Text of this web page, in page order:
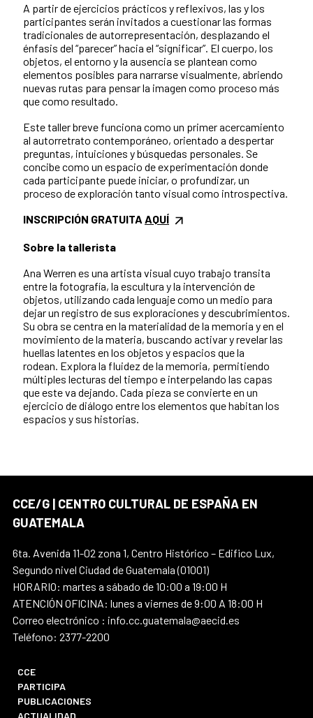
A partir de ejercicios prácticos y reflexivos, las y los
participantes serán invitados a cuestionar las formas
tradicionales de autorrepresentación, desplazando el
énfasis del “parecer” hacia el “significar”. El cuerpo, los
objetos, el entorno y la ausencia se plantean como
elementos posibles para narrarse visualmente, abriendo
nuevas rutas para pensar la imagen como proceso más
que como resultado.
Este taller breve funciona como un primer acercamiento
al autorretrato contemporáneo, orientado a despertar
preguntas, intuiciones y búsquedas personales. Se
concibe como un espacio de experimentación donde
cada participante puede iniciar, o profundizar, un
proceso de exploración tanto visual como introspectiva.
INSCRIPCIÓN GRATUITA AQUÍ
Sobre la tallerista
Ana Werren es una artista visual cuyo trabajo transita
entre la fotografía, la escultura y la intervención de
objetos, utilizando cada lenguaje como un medio para
dejar un registro de sus exploraciones y descubrimientos.
Su obra se centra en la materialidad de la memoria y en el
movimiento de la materia, buscando activar y revelar las
huellas latentes en los objetos y espacios que la
rodean. Explora la fluidez de la memoria, permitiendo
múltiples lecturas del tiempo e interpelando las capas
que este va dejando. Cada pieza se convierte en un
ejercicio de diálogo entre los elementos que habitan los
espacios y sus historias.
CCE/G | CENTRO CULTURAL DE ESPAÑA EN
GUATEMALA
6ta. Avenida 11-02 zona 1, Centro Histórico – Edifico Lux,
Segundo nivel Ciudad de Guatemala (01001)
HORARIO: martes a sábado de 10:00 a 19:00 H
ATENCIÓN OFICINA: lunes a viernes de 9:00 A 18:00 H
Correo electrónico : info.cc.guatemala@aecid.es
Teléfono: 2377-2200
CCE
PARTICIPA
PUBLICACIONES
ACTUALIDAD